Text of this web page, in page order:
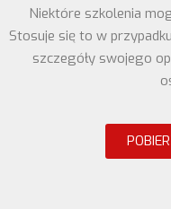
Niektóre szkolenia
Stosuje się to w
szczegóły swojego